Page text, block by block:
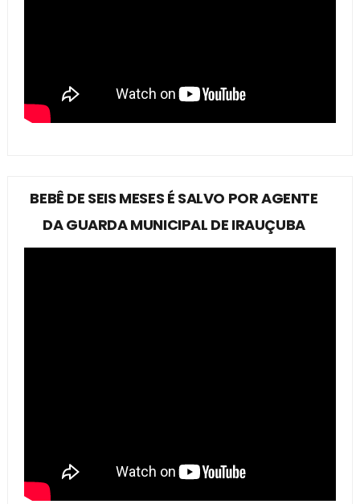
BEBÊ DE SEIS MESES É SALVO POR AGENTE
DA GUARDA MUNICIPAL DE IRAUÇUBA